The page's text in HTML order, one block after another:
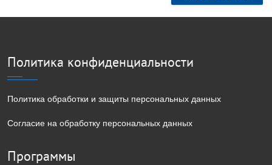
Политика конфиденциальности
Политика обработки и защиты персональных данных
Согласие на обработку персональных данных
Программы